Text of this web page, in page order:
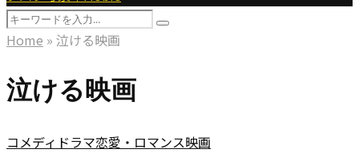
Search
for:
Search
Home » 泣ける映画
泣ける映画
コメディ ドラマ恋愛・ロマンス映画